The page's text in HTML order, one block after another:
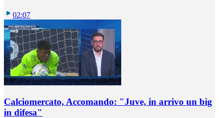
02:07
Calciomercato, Accomando: "Juve, in arrivo un big
in difesa"